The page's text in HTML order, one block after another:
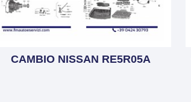
CAMBIO NISSAN RE5R05A